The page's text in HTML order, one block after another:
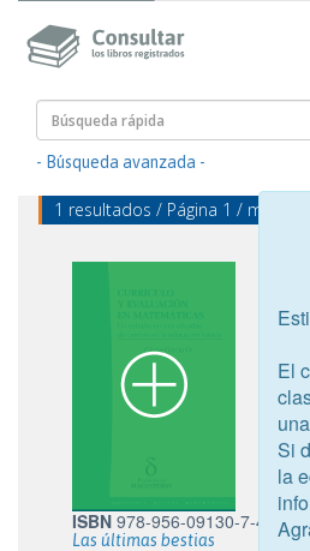
- Búsqueda avanzada -
1 resultados / Página 1 /
ISBN 978-956-09130-7-4
Las últimas bestias
El
Si
la